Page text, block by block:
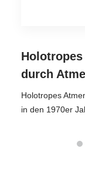
durch
Holotropes
in den 1970er